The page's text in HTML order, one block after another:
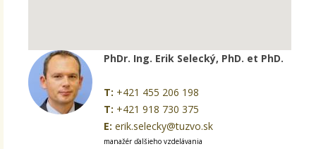
PhDr. Ing. Erik Selecký, PhD. et PhD.
T: +421 455 206 198
T: +421 918 730 375
E: erik.selecky@tuzvo.sk
manažér ďalšieho vzdelávania